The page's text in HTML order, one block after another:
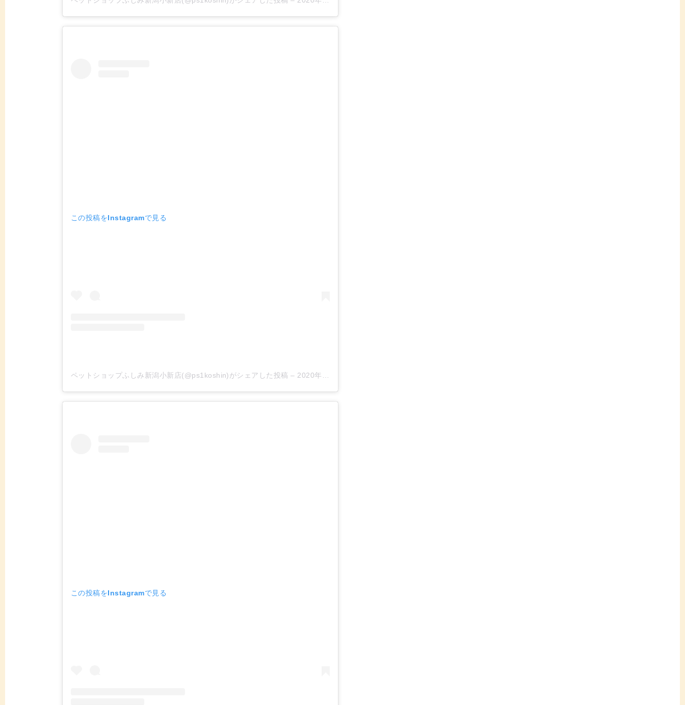
この投稿をInstagramで見る
ペットショップふしみ新潟小新店(@ps1koshin)がシェアした投稿 – 2020年 7月月3日午後10時39分PDT
この投稿をInstagramで見る